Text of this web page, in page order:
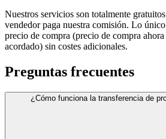
Nuestros servicios son totalmente
vendedor paga nuestra comisión. Lo
precio de compra (precio de compra
acordado) sin costes adicionales.
Preguntas frecuentes
¿Cómo funciona la transferencia de